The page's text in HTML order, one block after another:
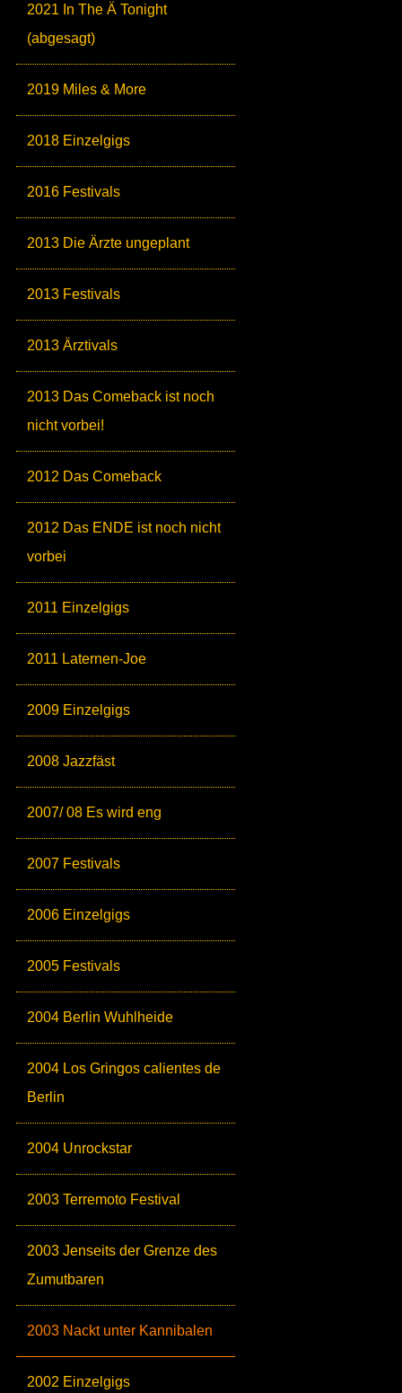
2021 In The Ä Tonight
(abgesagt)
2019 Miles & More
2018 Einzelgigs
2016 Festivals
2013 Die Ärzte ungeplant
2013 Festivals
2013 Ärztivals
2013 Das Comeback ist noch
nicht vorbei!
2012 Das Comeback
2012 Das ENDE ist noch nicht
vorbei
2011 Einzelgigs
2011 Laternen-Joe
2009 Einzelgigs
2008 Jazzfäst
2007/ 08 Es wird eng
2007 Festivals
2006 Einzelgigs
2005 Festivals
2004 Berlin Wuhlheide
2004 Los Gringos calientes de
Berlin
2004 Unrockstar
2003 Terremoto Festival
2003 Jenseits der Grenze des
Zumutbaren
2003 Nackt unter Kannibalen
2002 Einzelgigs